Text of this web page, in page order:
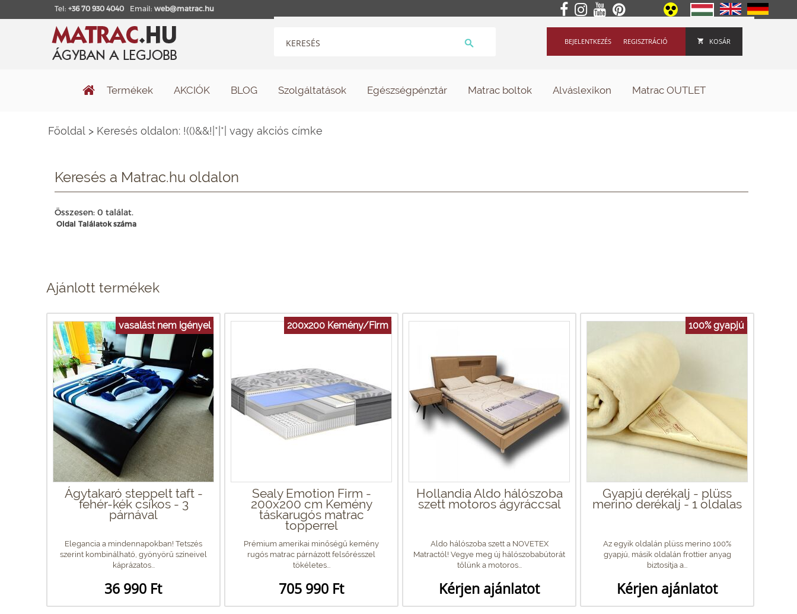
Tel: +36 70 930 4040 Email: web@matrac.hu
KOSÁR
REGISZTRÁCIÓ
BEJELENTKEZÉS
Termékek AKCIÓK BLOG Szolgáltatások Egészségpénztár Matrac boltok Alváslexikon Matrac OUTLET
Főoldal > Keresés oldalon: !(()&&!|*|*| vagy akciós címke
Keresés a Matrac.hu oldalon
Összesen: 0 találat.
Oldal Találatok száma
Ajánlott termékek
vasalást nem igényel
Ágytakaró steppelt taft -
fehér-kék csíkos - 3
párnával
Elegancia a mindennapokban! Tetszés
szerint kombinálható, gyönyörű színeivel
káprázatos...
36 990 Ft
200x200 Kemény/Firm
Sealy Emotion Firm -
200x200 cm Kemény
táskarugós matrac
topperrel
Prémium amerikai minőségű kemény
rugós matrac párnázott felsőrésszel
tökéletes...
705 990 Ft
Hollandia Aldo hálószoba
szett motoros ágyráccsal
Aldo hálószoba szett a NOVETEX
Matractól! Vegye meg új hálószobabútorát
tőlünk a motoros...
Kérjen ajánlatot
100% gyapjú
Gyapjú derékalj - plüss
merino derékalj - 1 oldalas
Az egyik oldalán plüss merino 100%
gyapjú, másik oldalán frottier anyag
biztosítja a...
Kérjen ajánlatot